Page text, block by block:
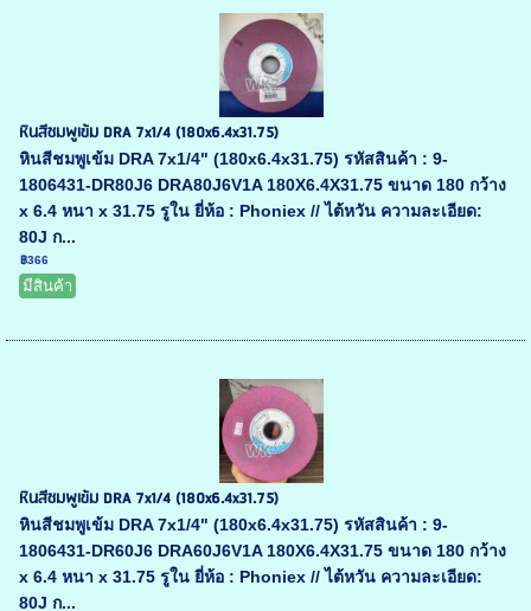
หินสีชมพูเข้ม DRA 7x1/4 (180x6.4x31.75)
หินสีชมพูเข้ม DRA 7x1/4" (180x6.4x31.75) รหัสสินค้า : 9-
1806431-DR80J6 DRA80J6V1A 180X6.4X31.75 ขนาด 180 กว้าง
x 6.4 หนา x 31.75 รูใน ยี่ห้อ : Phoniex // ไต้หวัน ความละเอียด:
80J ก...
฿366
มีสินค้า
หินสีชมพูเข้ม DRA 7x1/4 (180x6.4x31.75)
หินสีชมพูเข้ม DRA 7x1/4" (180x6.4x31.75) รหัสสินค้า : 9-
1806431-DR60J6 DRA60J6V1A 180X6.4X31.75 ขนาด 180 กว้าง
x 6.4 หนา x 31.75 รูใน ยี่ห้อ : Phoniex // ไต้หวัน ความละเอียด:
80J ก...